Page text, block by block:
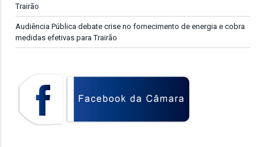
Trairão
Audiência Pública debate crise no fornecimento de energia e cobra
medidas efetivas para Trairão